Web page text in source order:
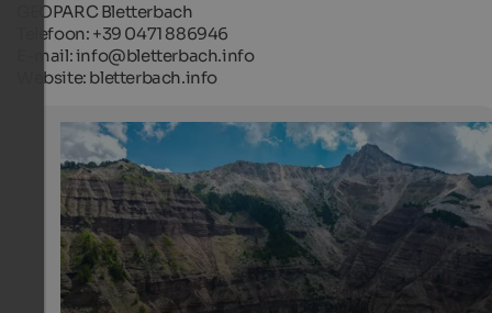
Weisshorn & Bletterbach gorge
In addition to the Bletterbach gorge itself, the
summit of the Weisshorn is also a popular hiking
in the area.
Internet Consulting
GEOPARC Bletterbach
Telefoon: +39 0471 886946
E-mail: info@bletterbach.info
Website: bletterbach.info